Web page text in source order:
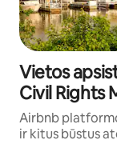
Vietos
Civil Rights
Airbnb
ir kitus būstus